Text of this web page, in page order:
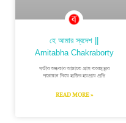
হে আমার স্বদেশ ||
Amitabha Chakraborty
গভীর অন্ধকার আমাকে গ্রাস করেমৃত্যুর
পরোয়ান নিয়ে হাজির হয়প্রায় প্ৰতি
READ MORE »